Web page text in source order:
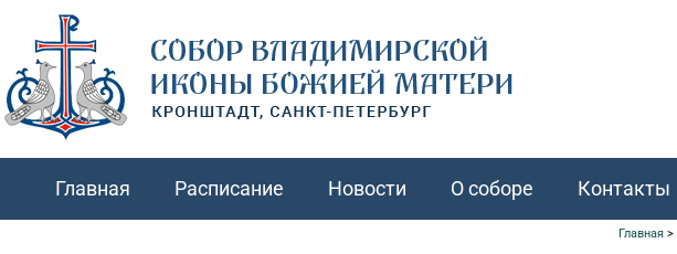
Главная Расписание Новости О соборе Контакты
Главная>